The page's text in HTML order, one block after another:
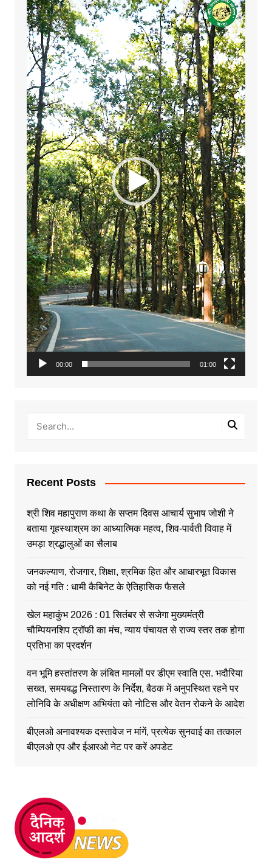
Player
00:00 01:00
Recent Posts
श्री शिव महापुराण कथा के सप्तम दिवस आचार्य सुभाष जोशी ने
बताया गृहस्थाश्रम का आध्यात्मिक महत्व, शिव-पार्वती विवाह में
उमड़ा श्रद्धालुओं का सैलाब
जनकल्याण, रोजगार, शिक्षा, श्रमिक हित और आधारभूत विकास
को नई गति : धामी कैबिनेट के ऐतिहासिक फैसले
खेल महाकुंभ 2026 : 01 सितंबर से सजेगा मुख्यमंत्री
चौम्पियनशिप ट्रॉफी का मंच, न्याय पंचायत से राज्य स्तर तक होगा
प्रतिभा का प्रदर्शन
वन भूमि हस्तांतरण के लंबित मामलों पर डीएम स्वाति एस. भदौरिया
सख्त, समयबद्ध निस्तारण के निर्देश, बैठक में अनुपस्थित रहने पर
लोनिवि के अधीक्षण अभियंता को नोटिस और वेतन रोकने के आदेश
बीएलओ अनावश्यक दस्तावेज न मांगें, प्रत्येक सुनवाई का तत्काल
बीएलओ एप और ईआरओ नेट पर करें अपडेट